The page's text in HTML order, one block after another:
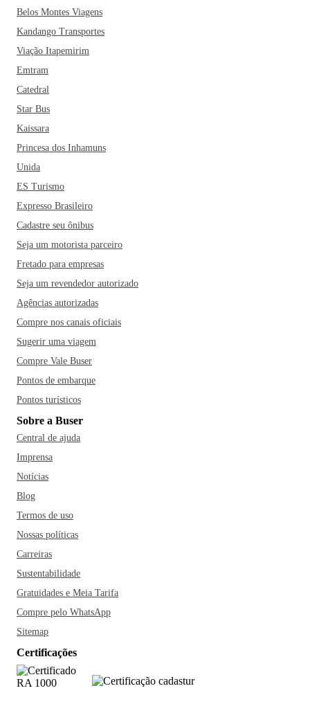
Belos Montes Viagens
Kandango Transportes
Viação Itapemirim
Emtram
Catedral
Star Bus
Kaissara
Princesa dos Inhamuns
Unida
ES Turismo
Expresso Brasileiro
Cadastre seu ônibus
Seja um motorista parceiro
Fretado para empresas
Seja um revendedor autorizado
Agências autorizadas
Compre nos canais oficiais
Sugerir uma viagem
Compre Vale Buser
Pontos de embarque
Pontos turísticos
Sobre a Buser
Central de ajuda
Imprensa
Notícias
Blog
Termos de uso
Nossas políticas
Carreiras
Sustentabilidade
Gratuidades e Meia Tarifa
Compre pelo WhatsApp
Sitemap
Certificações